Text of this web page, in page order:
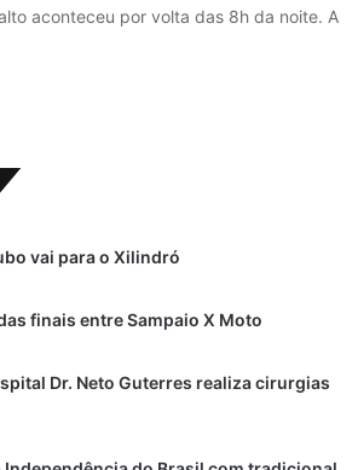
aconteceu por volta das 8h da noite. A
vai para o Xilindró
finais entre Sampaio X Moto
Dr. Neto Guterres realiza cirurgias